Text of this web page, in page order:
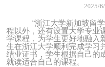
2025/
“浙江大学新加坡留
程以外，还有设置大学专业
学课程，为学生更好地融入
生在浙江大学顺利完成学习
结业证书，学生根据自己的
就读适合自己的课程。